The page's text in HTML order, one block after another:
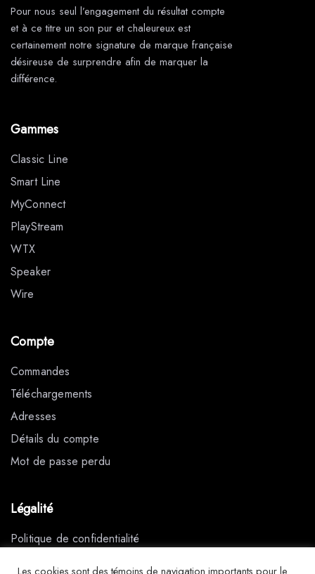
Pour nous seul l’engagement du résultat compte
et à ce titre un son pur et chaleureux est
certainement notre signature de marque française
désireuse de surprendre afin de marquer la
différence.
Gammes
Classic Line
Smart Line
MyConnect
PlayStream
WTX
Speaker
Wire
Compte
Commandes
Téléchargements
Adresses
Détails du compte
Mot de passe perdu
Légalité
Politique de confidentialité
Les cookies sont des témoins de navigation importants pour le